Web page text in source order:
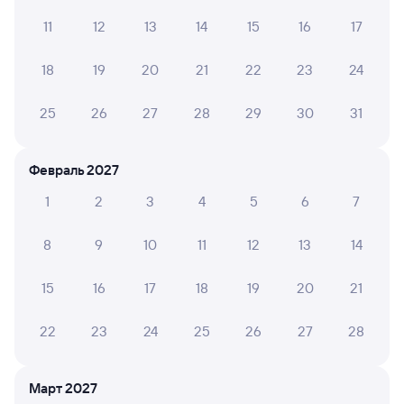
6 причин купить ж/д билеты
Онлайн-покупка за 4 минуты
Онлайн-возврат билетов без очереди в кассу
Подробные ответы на вопросы о поездке или
Читать полностью
полками. Теперь никто никого не стесняет.
11 12 13 14 15 16 17
18 19 20 21 22 23 24
25 26 27 28 29 30 31
Февраль 2027
1
2 3 4 5 6 7
8 9 10 11 12 13 14
15 16 17 18 19 20 21
22 23 24 25 26 27 28
Март 2027